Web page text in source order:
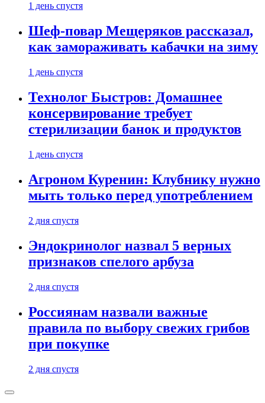
1 день спустя
Шеф-повар Мещеряков рассказал,
как замораживать кабачки на зиму
1 день спустя
Технолог Быстров: Домашнее
консервирование требует
стерилизации банок и продуктов
1 день спустя
Агроном Куренин: Клубнику нужно
мыть только перед употреблением
2 дня спустя
Эндокринолог назвал 5 верных
признаков спелого арбуза
2 дня спустя
Россиянам назвали важные
правила по выбору свежих грибов
при покупке
2 дня спустя